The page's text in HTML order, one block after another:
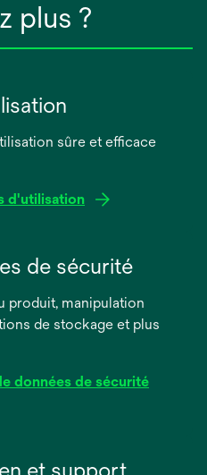
plus ?
sûre et efficace
d'utilisation
de sécurité
produit, manipulation
de stockage et plus
données de sécurité
et support